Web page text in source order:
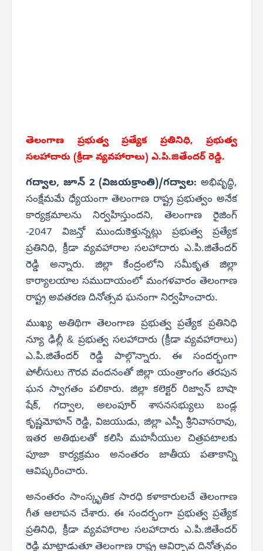
తెలంగాణ ప్రభుత్వ ప్రత్యేక ప్రతినిధి, ప్రభుత్వ
సలహాదారు (క్రీడా వ్యవహారాలు) ఎ.పి.జితేందర్ రెడ్డి.
గద్వాల, జూన్ 2 (విజయక్రాంతి)/గద్వాల: అభివృద్ధి,
సంక్షేమమే ధ్యేయంగా తెలంగాణ రాష్ట్ర ప్రభుత్వం అనేక
కార్యక్రమాలను నిర్వహిస్తుందని, తెలంగాణ రైజింగ్
-2047 విజన్తో ముందుకెళ్తున్నట్లు ప్రభుత్వ ప్రత్యేక
ప్రతినిధి, క్రీడా వ్యవహారాల సలహాదారు ఎ.పి.జితేందర్
రెడ్డి అన్నారు. జిల్లా కేంద్రంలోని సమీకృత జిల్లా
కార్యాలయాల సముదాయంలో మంగళవారం తెలంగాణ
రాష్ట్ర అవతరణ దినోత్సవ ఘనంగా నిర్వహించారు.
ముఖ్య అతిథిగా తెలంగాణ ప్రభుత్వ ప్రత్యేక ప్రతినిధి
న్యూ ఢిల్లీ & ప్రభుత్వ సలహాదారు (క్రీడా వ్యవహారాలు)
ఎ.పి.జితేందర్ రెడ్డి పాల్గొన్నారు. ఈ సందర్భంగా
పోలీసులు గౌరవ వందనంతో జిల్లా యంత్రాంగం తరపున
ఘన స్వాగతం పలికారు. జిల్లా కలెక్టర్ రిజ్వాన్ బాషా
షేక్, గద్వాల, అలంపూర్ శాసనసభ్యులు బండ్ల
కృష్ణమోహన్ రెడ్డి, విజయుడు, జిల్లా ఎస్పీ శ్రీనివాసరావు,
ఇతర అతిథులతో కలిసి మహనీయుల చిత్రపటాలకు
పూజా కార్యక్రమం అనంతరం జాతీయ పతాకాన్ని
ఆవిష్కరించారు.
అనంతరం సాంస్కృతిక సారధి కళాకారులచే తెలంగాణ
గీత ఆలాపన చేశారు. ఈ సందర్భంగా ప్రభుత్వ ప్రత్యేక
ప్రతినిధి, క్రీడా వ్యవహారాల సలహాదారు ఎ.పి.జితేందర్
రెడ్డి మాట్లాడుతూ తెలంగాణ రాష్ట్ర ఆవిర్భావ దినోత్సవం